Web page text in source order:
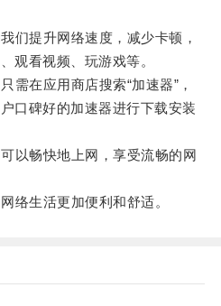
提升网络速度，减少卡顿，
观看视频、玩游戏等。
在应用商店搜索“加速器”，
口碑好的加速器进行下载安装
畅快地上网，享受流畅的网
生活更加便利和舒适。